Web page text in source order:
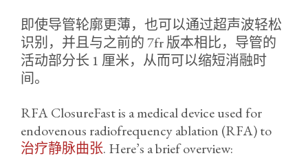
即使导管轮廓更薄，也可以通过超声波轻松
识别，并且与之前的 7fr 版本相比，导管的
活动部分长 1 厘米，从而可以缩短消融时
间。
RFA ClosureFast is a medical device used for
endovenous radiofrequency ablation (RFA) to
治疗静脉曲张. Here’s a brief overview: